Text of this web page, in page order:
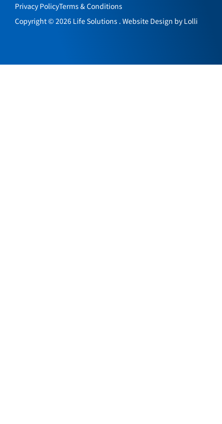
Privacy PolicyTerms & Conditions
Copyright © 2026 Life Solutions . Website Design by Lolli